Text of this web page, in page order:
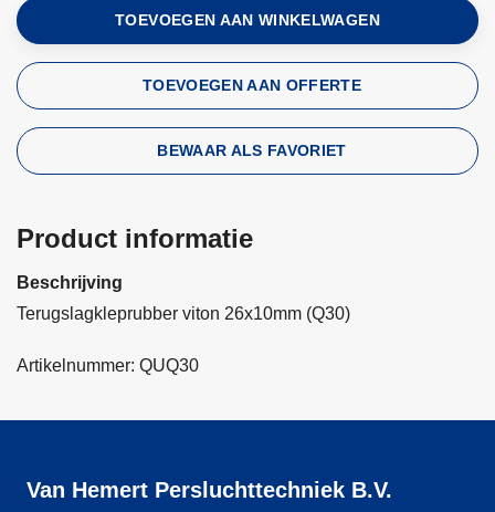
TOEVOEGEN AAN WINKELWAGEN
TOEVOEGEN AAN OFFERTE
BEWAAR ALS FAVORIET
Product informatie
Beschrijving
Terugslagkleprubber viton 26x10mm (Q30)
Artikelnummer: QUQ30
Van Hemert Persluchttechniek B.V.